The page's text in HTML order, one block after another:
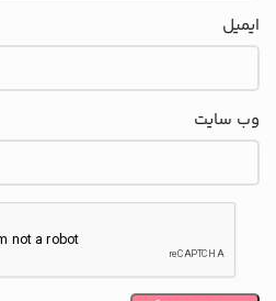
ایمیل
وب‌ سایت